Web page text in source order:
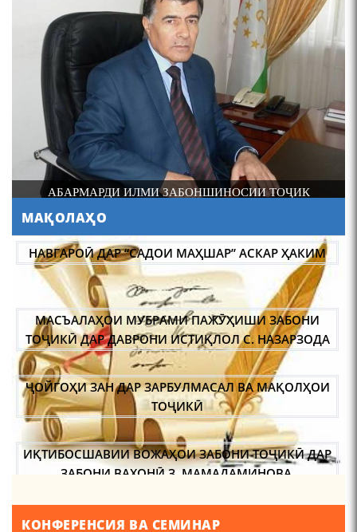
4-уми декабр- зодрӯзи
шоири абадзинда Абулқосим
Лоҳутӣ
АБУЛҚОСИМ ЛОҲУТӢ /
ABULQOSIM LOHUTY/
Что знают в Ташкенте о
Мирзо Турсунзаде, чьим
именем назвали станцию
метро?
АБАРМАРДИ ИЛМИ ЗАБОНШИНОСИИ ТОҶИК
МАҚОЛАҲО
НАВГАРОӢ ДАР “САДОИ МАҲШАР” АСКАР ҲАКИМ
МАСЪАЛАҲОИ МУБРАМИ ПАЖӮҲИШИ ЗАБОНИ
ТОҶИКӢ ДАР ДАВРОНИ ИСТИҚЛОЛ С. НАЗАРЗОДА
ҶОЙГОҲИ ЗАН ДАР ЗАРБУЛМАСАЛ ВА МАҚОЛҲОИ
ТОҶИКӢ
ИҚТИБОСШАВИИ ВОЖАҲОИ ЗАБОНИ ТОҶИКӢ ДАР
ЗАБОНИ ВАХОНӢ З. МАМАДАМИНОВА.
ТАҲҚИҚ ВА РАМЗКУШОИИ БАРХЕ АЗ ВОЖАҲОИ
КОНФЕРЕНСИЯ ВА СЕМИНАР